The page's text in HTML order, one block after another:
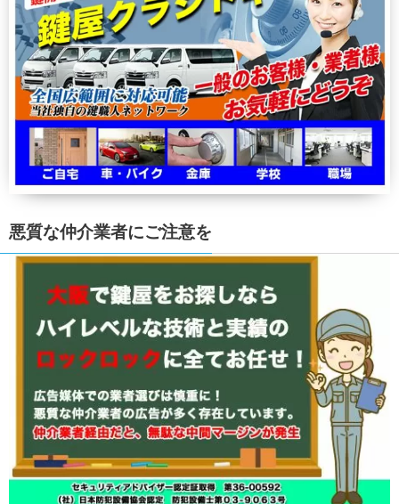
悪質な仲介業者にご注意を